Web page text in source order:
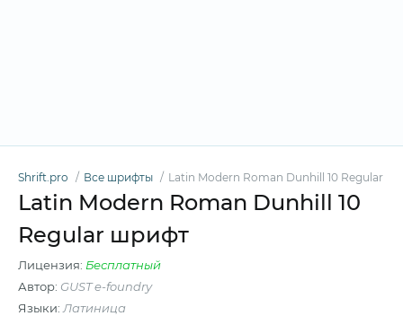
Shrift.pro Все шрифты Latin Modern Roman Dunhill 10 Regular
Latin Modern Roman Dunhill 10
Regular шрифт
Лицензия: Бесплатный
Автор: GUST e-foundry
Языки: Латиница